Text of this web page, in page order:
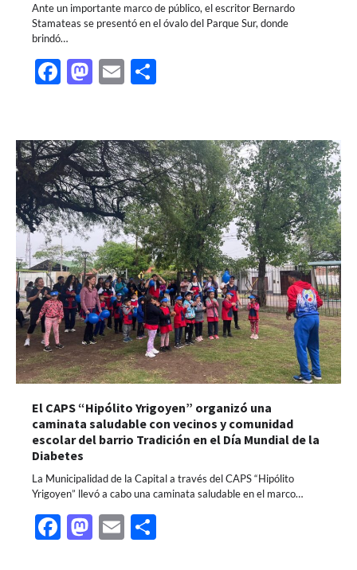
Ante un importante marco de público, el escritor Bernardo
Stamateas se presentó en el óvalo del Parque Sur, donde
brindó…
Facebook
Mastodon
Email
El CAPS “Hipólito Yrigoyen” organizó una
caminata saludable con vecinos y comunidad
escolar del barrio Tradición en el Día Mundial de la
Diabetes
La Municipalidad de la Capital a través del CAPS “Hipólito
Yrigoyen” llevó a cabo una caminata saludable en el marco…
Facebook
Mastodon
Email